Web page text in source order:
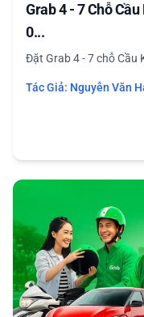
Grab 4 - 7 Chỗ
0...
Đặt Grab 4 - 7 chỗ Cầu
Tác Giả: Nguyễn Văn